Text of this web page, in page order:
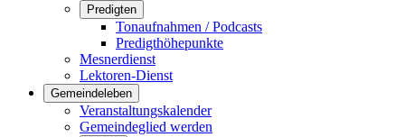
Predigten
Tonaufnahmen / Podcasts
Predigthöhepunkte
Mesnerdienst
Lektoren-Dienst
Gemeindeleben
Veranstaltungskalender
Gemeindeglied werden